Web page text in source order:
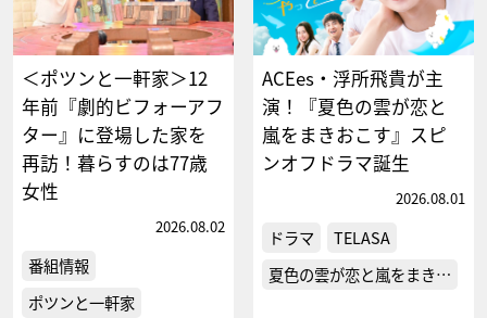
＜ポツンと一軒家＞12
年前『劇的ビフォーアフ
ター』に登場した家を
再訪！暮らすのは77歳
女性
2026.08.02
番組情報
ポツンと一軒家
ACEes・浮所飛貴が主
演！『夏色の雲が恋と
嵐をまきおこす』スピ
ンオフドラマ誕生
2026.08.01
ドラマ
TELASA
夏色の雲が恋と嵐をまき…